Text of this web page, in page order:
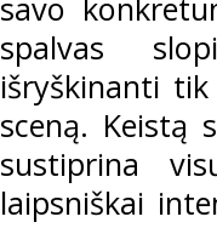
savo
spalvas
išryškinanti
sceną. Keistą
sustiprina
laipsniškai